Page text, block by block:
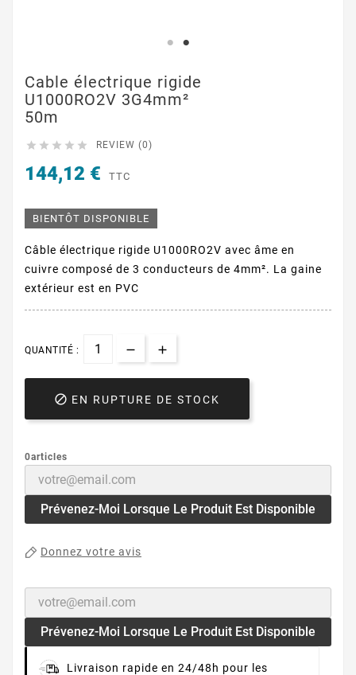
Cable électrique rigide
U1000RO2V 3G4mm²
50m
     REVIEW (0)
144,12 € TTC
BIENTÔT DISPONIBLE
Câble électrique rigide U1000RO2V avec âme en
cuivre composé de 3 conducteurs de 4mm². La gaine
extérieur est en PVC
QUANTITÉ :
 EN RUPTURE DE STOCK
0articles
Prévenez-Moi Lorsque Le Produit Est Disponible
Donnez votre avis
Prévenez-Moi Lorsque Le Produit Est Disponible
Livraison rapide en 24/48h pour les